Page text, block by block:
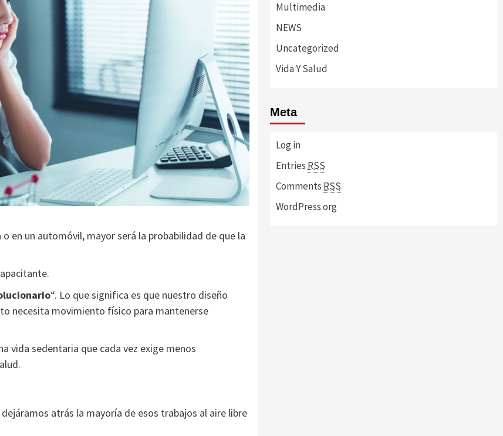
o en un automóvil, mayor será la probabilidad de que la
“. Lo que significa es que nuestro diseño
necesita movimiento físico para mantenerse
vida sedentaria que cada vez exige menos
atrás la mayoría de esos trabajos al aire libre
Multimedia
NEWS
Uncategorized
Vida Y Salud
Meta
Log in
Entries RSS
Comments RSS
WordPress.org